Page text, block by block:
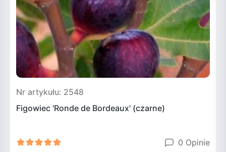
Nr artykułu: 2548
Figowiec 'Ronde de Bordeaux' (czarne)
0 Opinie